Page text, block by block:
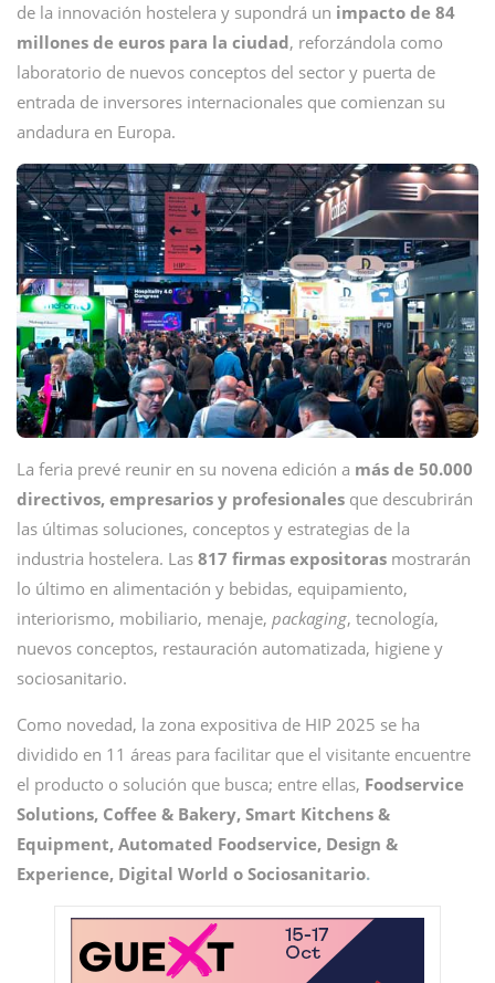
de la innovación hostelera y supondrá un impacto de 84
millones de euros para la ciudad, reforzándola como
laboratorio de nuevos conceptos del sector y puerta de
entrada de inversores internacionales que comienzan su
andadura en Europa.
La feria prevé reunir en su novena edición a más de 50.000
directivos, empresarios y profesionales que descubrirán
las últimas soluciones, conceptos y estrategias de la
industria hostelera. Las 817 firmas expositoras mostrarán
lo último en alimentación y bebidas, equipamiento,
interiorismo, mobiliario, menaje, packaging, tecnología,
nuevos conceptos, restauración automatizada, higiene y
sociosanitario.
Como novedad, la zona expositiva de HIP 2025 se ha
dividido en 11 áreas para facilitar que el visitante encuentre
el producto o solución que busca; entre ellas, Foodservice
Solutions, Coffee & Bakery, Smart Kitchens &
Equipment, Automated Foodservice, Design &
Experience, Digital World o Sociosanitario.